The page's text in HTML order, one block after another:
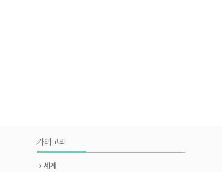
카테고리
세계